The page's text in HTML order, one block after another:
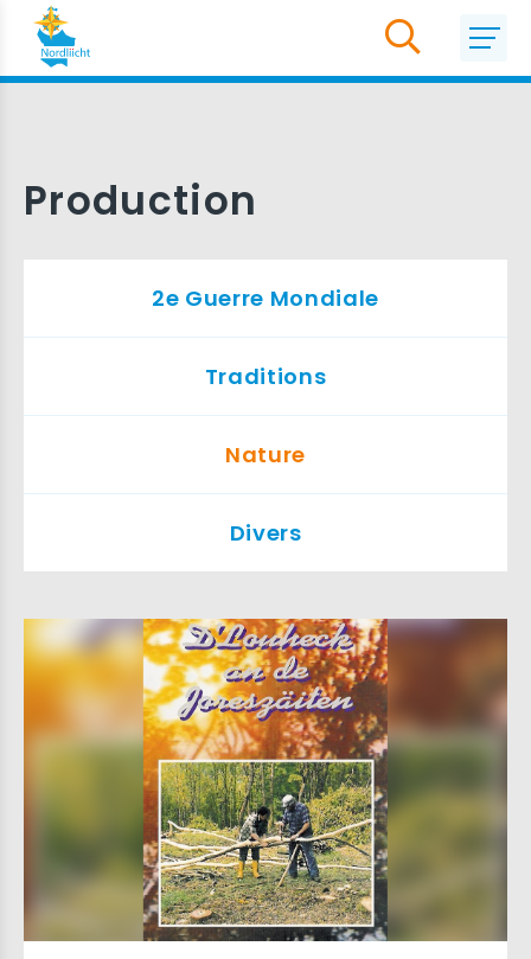
Production
2e Guerre Mondiale
Traditions
Nature
Divers